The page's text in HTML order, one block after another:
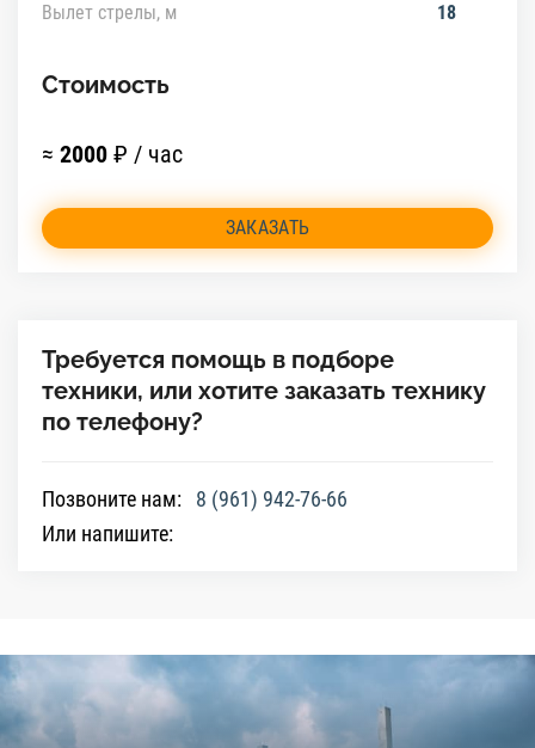
Вылет стрелы, м 18
Стоимость
≈ 2000 ₽ / час
ЗАКАЗАТЬ
Требуется помощь в подборе
техники, или хотите заказать технику
по телефону?
Позвоните нам:
8 (961) 942-76-66
Или напишите: